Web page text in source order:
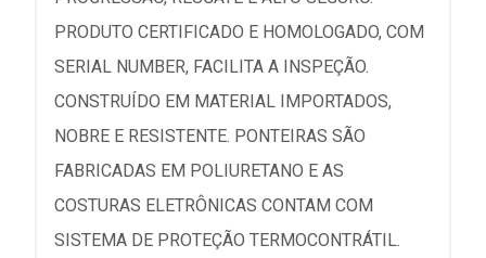
PRODUTO CERTIFICADO E HOMOLOGADO, COM
SERIAL NUMBER, FACILITA A INSPEÇÃO.
CONSTRUÍDO EM MATERIAL IMPORTADOS,
NOBRE E RESISTENTE. PONTEIRAS SÃO
FABRICADAS EM POLIURETANO E AS
COSTURAS ELETRÔNICAS CONTAM COM
SISTEMA DE PROTEÇÃO TERMOCONTRÁTIL.